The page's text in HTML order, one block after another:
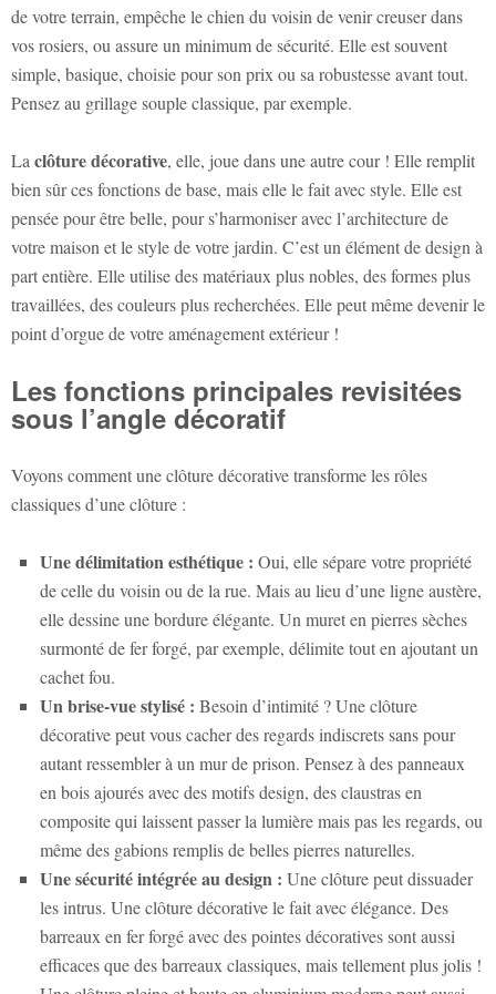
de votre terrain, empêche le chien du voisin de venir creuser dans
vos rosiers, ou assure un minimum de sécurité. Elle est souvent
simple, basique, choisie pour son prix ou sa robustesse avant tout.
Pensez au grillage souple classique, par exemple.
La clôture décorative, elle, joue dans une autre cour ! Elle remplit
bien sûr ces fonctions de base, mais elle le fait avec style. Elle est
pensée pour être belle, pour s’harmoniser avec l’architecture de
votre maison et le style de votre jardin. C’est un élément de design à
part entière. Elle utilise des matériaux plus nobles, des formes plus
travaillées, des couleurs plus recherchées. Elle peut même devenir le
point d’orgue de votre aménagement extérieur !
Les fonctions principales revisitées
sous l’angle décoratif
Voyons comment une clôture décorative transforme les rôles
classiques d’une clôture :
Une délimitation esthétique : Oui, elle sépare votre propriété
de celle du voisin ou de la rue. Mais au lieu d’une ligne austère,
elle dessine une bordure élégante. Un muret en pierres sèches
surmonté de fer forgé, par exemple, délimite tout en ajoutant un
cachet fou.
Un brise-vue stylisé : Besoin d’intimité ? Une clôture
décorative peut vous cacher des regards indiscrets sans pour
autant ressembler à un mur de prison. Pensez à des panneaux
en bois ajourés avec des motifs design, des claustras en
composite qui laissent passer la lumière mais pas les regards, ou
même des gabions remplis de belles pierres naturelles.
Une sécurité intégrée au design : Une clôture peut dissuader
les intrus. Une clôture décorative le fait avec élégance. Des
barreaux en fer forgé avec des pointes décoratives sont aussi
efficaces que des barreaux classiques, mais tellement plus jolis !